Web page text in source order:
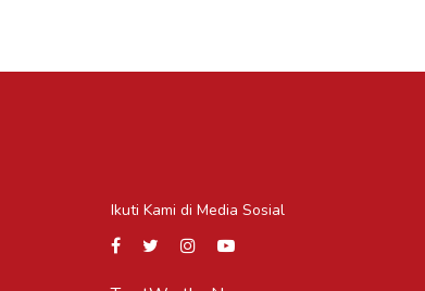
Ikuti Kami di Media Sosial